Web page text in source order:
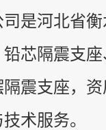
是河北省
芯隔震支
震支座，
术服务。